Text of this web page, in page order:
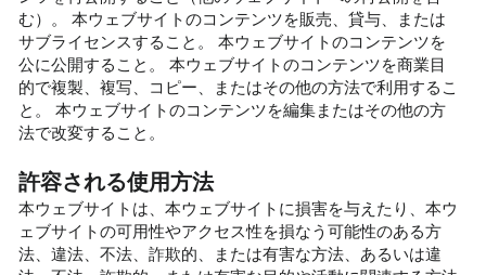
む）。 本ウェブサイトのコンテンツを販売、貸与、または
サブライセンスすること。 本ウェブサイトのコンテンツを
公に公開すること。 本ウェブサイトのコンテンツを商業目
的で複製、複写、コピー、またはその他の方法で利用するこ
と。 本ウェブサイトのコンテンツを編集またはその他の方
法で改変すること。
許容される使用方法
本ウェブサイトは、本ウェブサイトに損害を与えたり、本ウ
ェブサイトの可用性やアクセス性を損なう可能性のある方
法、違法、不法、詐欺的、または有害な方法、あるいは違